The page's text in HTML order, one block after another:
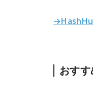
おす